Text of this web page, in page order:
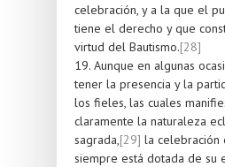
celebración, y a la que el
tiene el derecho y que
virtud del Bautismo.[28]
19. Aunque en algunas
tener la presencia y la
los fieles, las cuales
claramente la naturaleza
sagrada,[29] la celebración
siempre está dotada de su